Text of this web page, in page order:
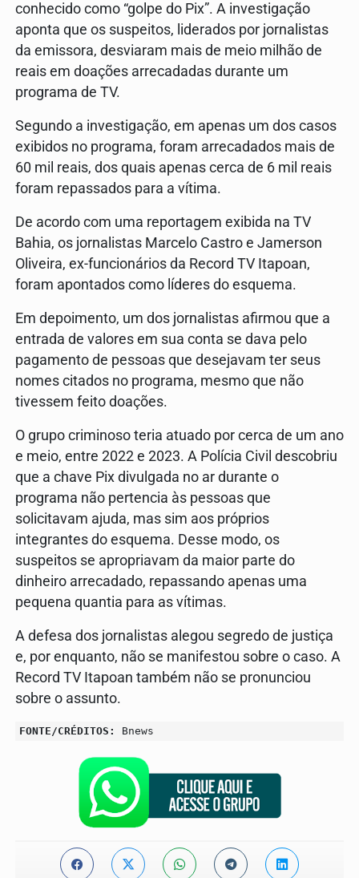
conhecido como “golpe do Pix”. A investigação
aponta que os suspeitos, liderados por jornalistas
da emissora, desviaram mais de meio milhão de
reais em doações arrecadadas durante um
programa de TV.
Segundo a investigação, em apenas um dos casos
exibidos no programa, foram arrecadados mais de
60 mil reais, dos quais apenas cerca de 6 mil reais
foram repassados para a vítima.
De acordo com uma reportagem exibida na TV
Bahia, os jornalistas Marcelo Castro e Jamerson
Oliveira, ex-funcionários da Record TV Itapoan,
foram apontados como líderes do esquema.
Em depoimento, um dos jornalistas afirmou que a
entrada de valores em sua conta se dava pelo
pagamento de pessoas que desejavam ter seus
nomes citados no programa, mesmo que não
tivessem feito doações.
O grupo criminoso teria atuado por cerca de um ano
e meio, entre 2022 e 2023. A Polícia Civil descobriu
que a chave Pix divulgada no ar durante o
programa não pertencia às pessoas que
solicitavam ajuda, mas sim aos próprios
integrantes do esquema. Desse modo, os
suspeitos se apropriavam da maior parte do
dinheiro arrecadado, repassando apenas uma
pequena quantia para as vítimas.
A defesa dos jornalistas alegou segredo de justiça
e, por enquanto, não se manifestou sobre o caso. A
Record TV Itapoan também não se pronunciou
sobre o assunto.
FONTE/CRÉDITOS: Bnews